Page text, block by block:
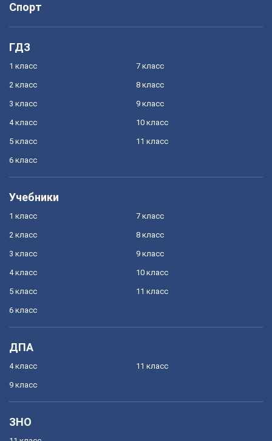
Спорт
ГДЗ
1 класс
2 класс
3 класс
4 класс
5 класс
6 класс
7 класс
8 класс
9 класс
10 класс
11 класс
Учебники
1 класс
2 класс
3 класс
4 класс
5 класс
6 класс
7 класс
8 класс
9 класс
10 класс
11 класс
ДПА
4 класс
9 класс
11 класс
ЗНО